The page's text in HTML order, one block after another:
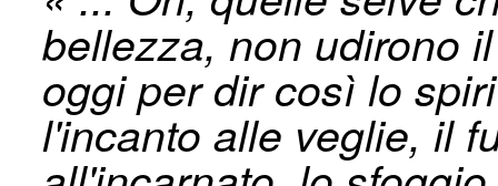
bellezza, non udirono
oggi per dir così lo
l'incanto alle veglie, il